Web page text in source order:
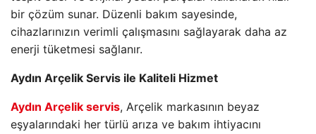
bir çözüm sunar. Düzenli bakım sayesinde,
cihazlarınızın verimli çalışmasını sağlayarak daha az
enerji tüketmesi sağlanır.
Aydın Arçelik Servis ile Kaliteli Hizmet
Aydın Arçelik servis, Arçelik markasının beyaz
eşyalarındaki her türlü arıza ve bakım ihtiyacını